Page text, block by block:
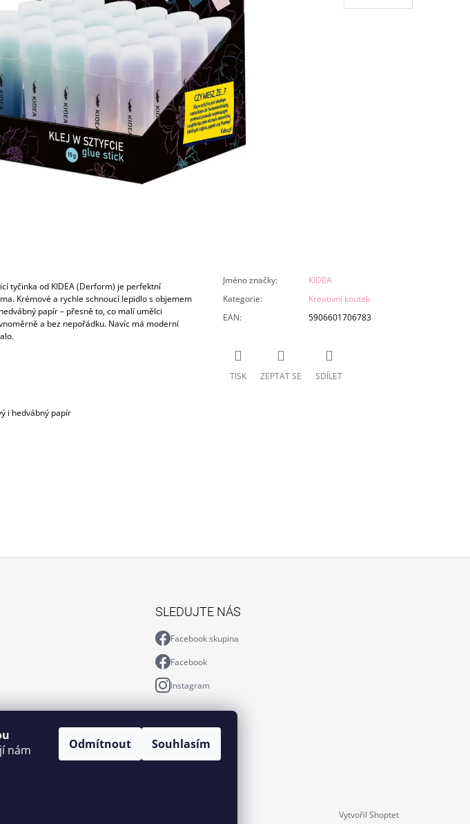
nám
Odmítnout Souhlasím
tyčinka od KIDEA (Derform) je perfektní
Krémové a rychle schnoucí lepidlo s objemem
papír – přesně to, co malí umělci
a bez nepořádku. Navíc má moderní
i hedvábný papír
Jméno značky:
KIDEA
Kategorie:
Kreativní koutek
EAN: 5906601706783
TISK ZEPTAT SE SDÍLET
SLEDUJTE NÁS
Facebook skupina
Facebook
Instagram
Vytvořil Shoptet